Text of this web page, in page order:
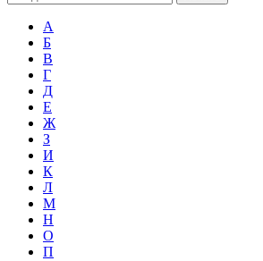
А
Б
В
Г
Д
Е
Ж
З
И
К
Л
М
Н
О
П